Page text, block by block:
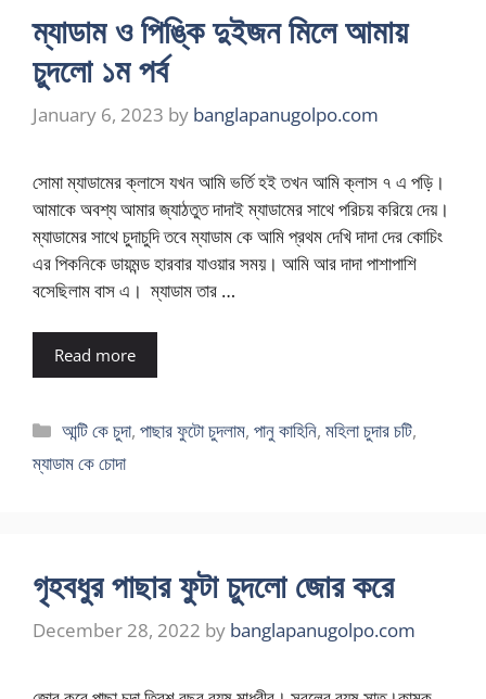
ম্যাডাম ও পিঙ্কি দুইজন মিলে আমায়
চুদলো ১ম পর্ব
January 6, 2023 by banglapanugolpo.com
সোমা ম্যাডামের ক্লাসে যখন আমি ভর্তি হই তখন আমি ক্লাস ৭ এ পড়ি।
আমাকে অবশ্য আমার জ্যাঠতুত দাদাই ম্যাডামের সাথে পরিচয় করিয়ে দেয়।
ম্যাডামের সাথে চুদাচুদি তবে ম্যাডাম কে আমি প্রথম দেখি দাদা দের কোচিং
এর পিকনিকে ডায়মন্ড হারবার যাওয়ার সময়। আমি আর দাদা পাশাপাশি
বসেছিলাম বাস এ। ম্যাডাম তার …
Read more
Categories
আন্টি কে চুদা,পাছার ফুটো চুদলাম,পানু কাহিনি,মহিলা চুদার চটি,
ম্যাডাম কে চোদা
গৃহবধুর পাছার ফুটা চুদলো জোর করে
December 28, 2022 by banglapanugolpo.com